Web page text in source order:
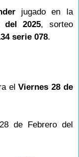
jugado en la
del 2025, sorteo
serie 078.
elViernes 28 de
de Febrero del